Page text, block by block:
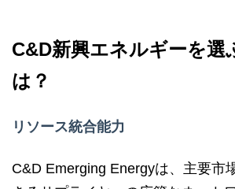
C&D新興エネルギーを選
は？
リソース統合能力
C&D Emerging Energyは、主要市